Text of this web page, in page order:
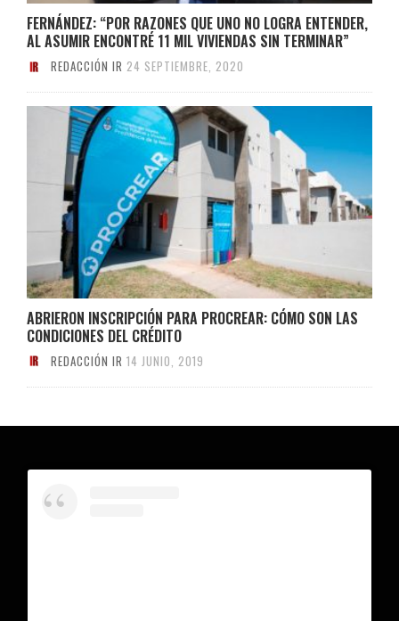
FERNÁNDEZ: “POR RAZONES QUE UNO NO LOGRA ENTENDER,
AL ASUMIR ENCONTRÉ 11 MIL VIVIENDAS SIN TERMINAR”
REDACCIÓN IR 24 SEPTIEMBRE, 2020
ABRIERON INSCRIPCIÓN PARA PROCREAR: CÓMO SON LAS
CONDICIONES DEL CRÉDITO
REDACCIÓN IR 14 JUNIO, 2019